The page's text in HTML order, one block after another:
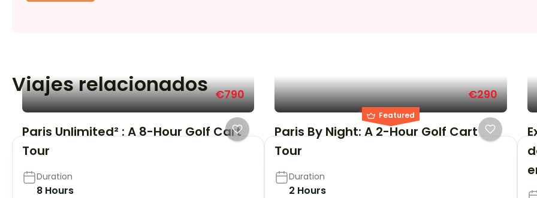
Viajes relacionados €790
Paris Unlimited² : A 8-Hour Golf Cart
Tour
Duration
8 Hours
Featured
€290
Paris By Night: A 2-Hour Golf Cart
Tour
Duration
2 Hours